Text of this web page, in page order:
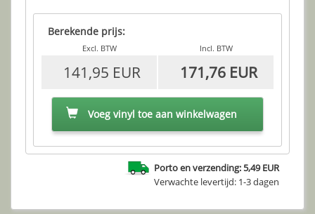
Berekende prijs:
Excl. BTW Incl. BTW
141,95 EUR 171,76 EUR
Voeg vinyl toe aan winkelwagen
Porto en verzending: 5,49 EUR
Verwachte levertijd: 1-3 dagen